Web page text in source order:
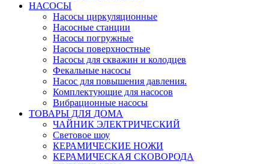
НАСОСЫ
Насосы циркуляционные
Насосные станции
Насосы погружные
Насосы поверхностные
Насосы для скважин и колодцев
Фекальные насосы
Насос для повышения давления.
Комплектующие для насосов
Вибрационные насосы
ТОВАРЫ ДЛЯ ДОМА
ЧАЙНИК ЭЛЕКТРИЧЕСКИЙ
Световое шоу
КЕРАМИЧЕСКИЕ НОЖИ
КЕРАМИЧЕСКАЯ СКОВОРОДА